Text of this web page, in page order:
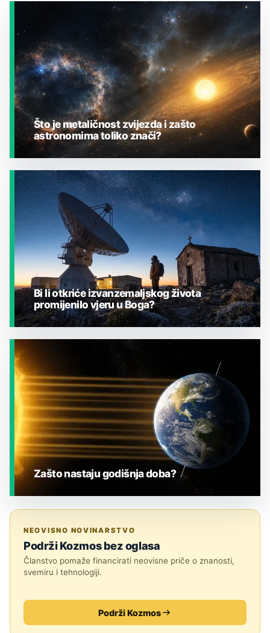
JESTE LI ZNALI?
Što je metaličnost zvijezda i zašto
astronomima toliko znači?
JESTE LI ZNALI?
Bi li otkriće izvanzemaljskog života
promijenilo vjeru u Boga?
Zašto nastaju godišnja doba?
NEOVISNO NOVINARSTVO
Podrži Kozmos bez oglasa
Članstvo pomaže financirati neovisne priče o znanosti,
svemiru i tehnologiji.
Podrži Kozmos